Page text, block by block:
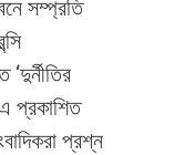
সম্প্রতি
প্রকাশিত
প্রশ্ন